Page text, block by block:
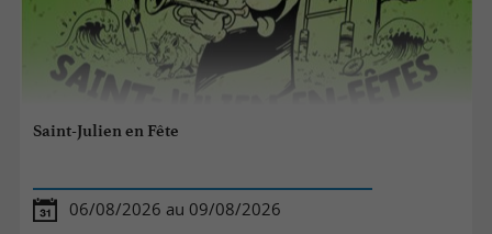
Saint-Julien en Fête
06/08/2026 au 09/08/2026